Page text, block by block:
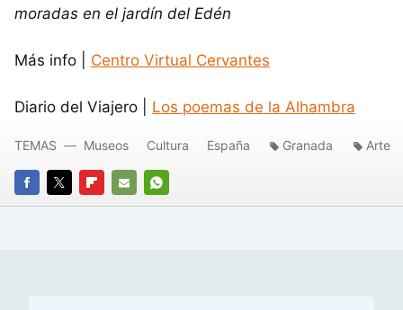
moradas en el jardín del Edén
Más info | Centro Virtual Cervantes
Diario del Viajero | Los poemas de la Alhambra
FACEBOOK
TWITTERFLIPBOARD
E-
WHATSAPP
TEMAS Museos Cultura España Granada Arte